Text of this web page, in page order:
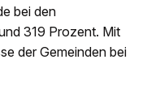
bei den
319 Prozent. Mit
der Gemeinden bei